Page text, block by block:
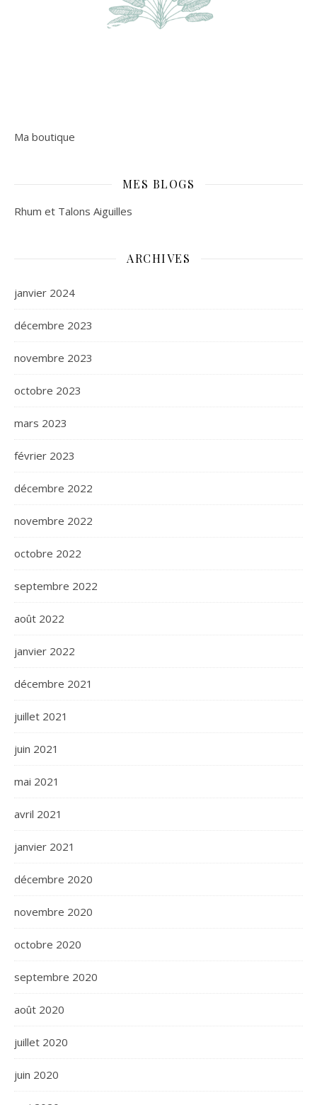
Ma boutique
MES BLOGS
Rhum et Talons Aiguilles
ARCHIVES
janvier 2024
décembre 2023
novembre 2023
octobre 2023
mars 2023
février 2023
décembre 2022
novembre 2022
octobre 2022
septembre 2022
août 2022
janvier 2022
décembre 2021
juillet 2021
juin 2021
mai 2021
avril 2021
janvier 2021
décembre 2020
novembre 2020
octobre 2020
septembre 2020
août 2020
juillet 2020
juin 2020